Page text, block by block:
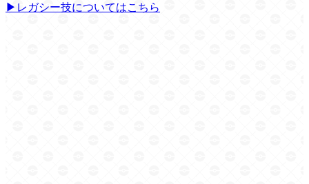
▶レガシー技についてはこちら